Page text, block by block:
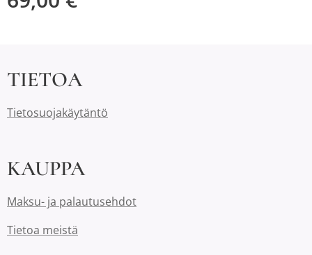
TIETOA
Tietosuojakäytäntö
KAUPPA
Maksu- ja palautusehdot
Tietoa meistä